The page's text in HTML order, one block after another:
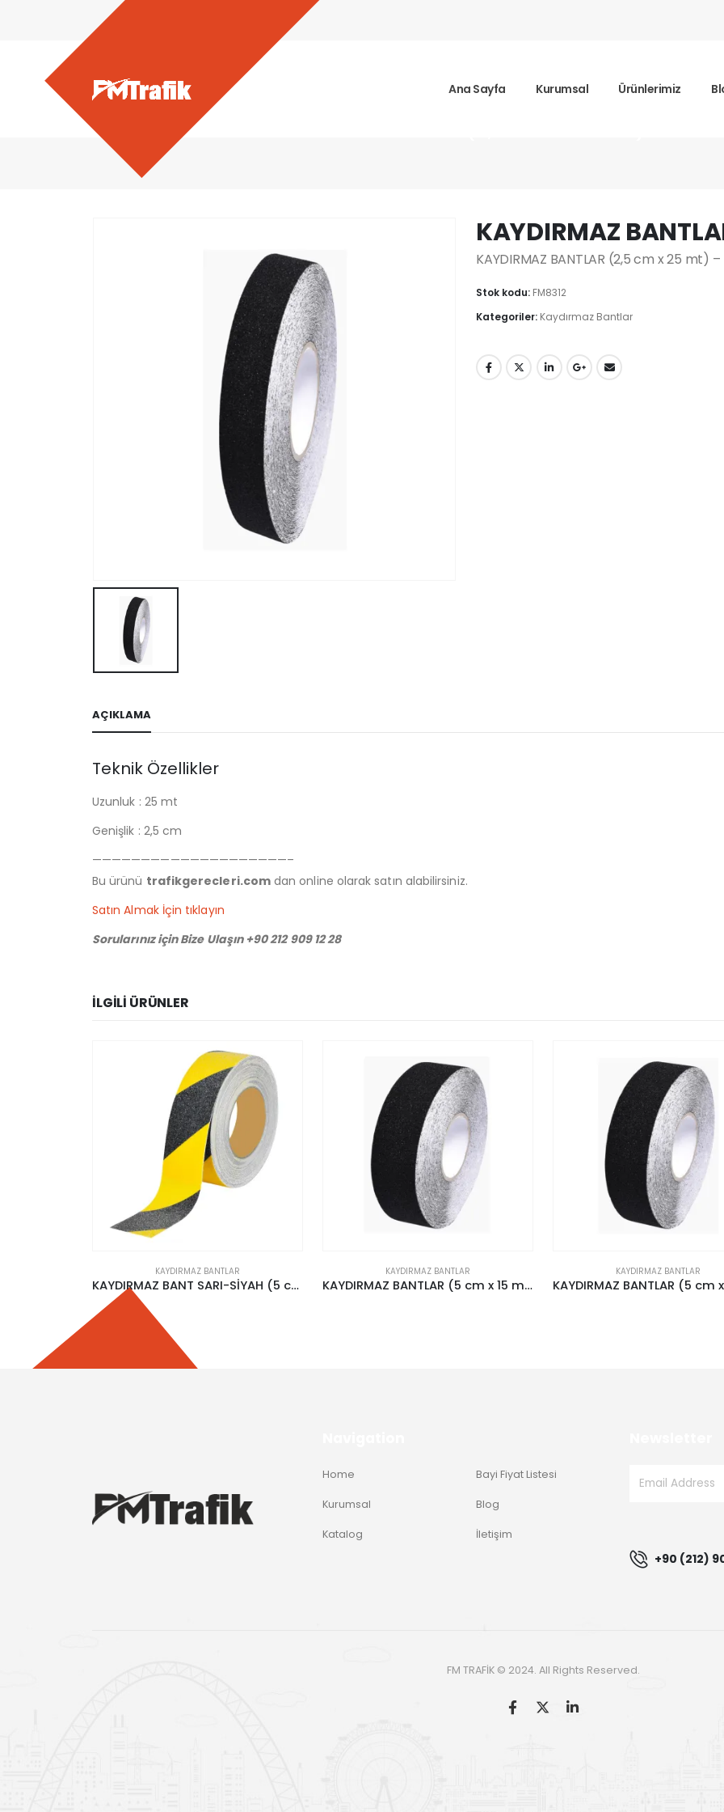
Ana Sayfa Kurumsal Ürünlerimiz
Ürünlerimiz - KAYDIRMAZ BANTLAR (2,5 cm x 25 mt)
KAYDIRMAZ
KAYDIRMAZ BANTLAR (2,5 cm x 25 mt)
Stok kodu: FM8312
Kategoriler: Kaydırmaz Bantlar
AÇIKLAMA
Teknik Özellikler
Uzunluk : 25 mt
Genişlik : 2,5 cm
————————————————————–
Bu ürünü trafikgerecleri.comdan online olarak satın alabilirsiniz.
Satın Almak İçin tıklayın
Sorularınız için Bize Ulaşın +90 212 909 12 28
İLGILI ÜRÜNLER
KAYDIRMAZ BANTLAR
KAYDIRMAZ BANTLAR (5 cm x 15 mt)
KAYDIRMAZ BANTLAR
KAYDIRMAZ BANTLAR (5 cm x 25 mt)
KAYDIRMAZ BANTLAR
Home
Kurumsal
Katalog
Bayi Fiyat Listesi
Blog
İletişim
+90 (212)
FM TRAFİK © 2024. All Rights Reserved.